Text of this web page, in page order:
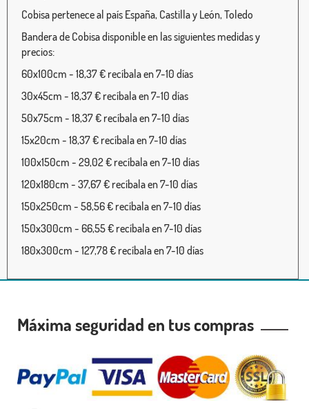
Cobisa pertenece al país España, Castilla y León, Toledo
Bandera de Cobisa disponible en las siguientes medidas y
precios:
60x100cm - 18,37 € recíbala en 7-10 días
30x45cm - 18,37 € recíbala en 7-10 días
50x75cm - 18,37 € recíbala en 7-10 días
15x20cm - 18,37 € recíbala en 7-10 días
100x150cm - 29,02 € recíbala en 7-10 días
120x180cm - 37,67 € recíbala en 7-10 días
150x250cm - 58,56 € recíbala en 7-10 días
150x300cm - 66,55 € recíbala en 7-10 días
180x300cm - 127,78 € recíbala en 7-10 días
Máxima seguridad en tus compras